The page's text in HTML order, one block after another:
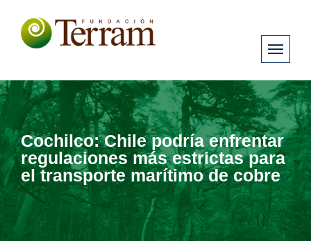
Cochilco: Chile podría enfrentar
regulaciones más estrictas para
el transporte marítimo de cobre